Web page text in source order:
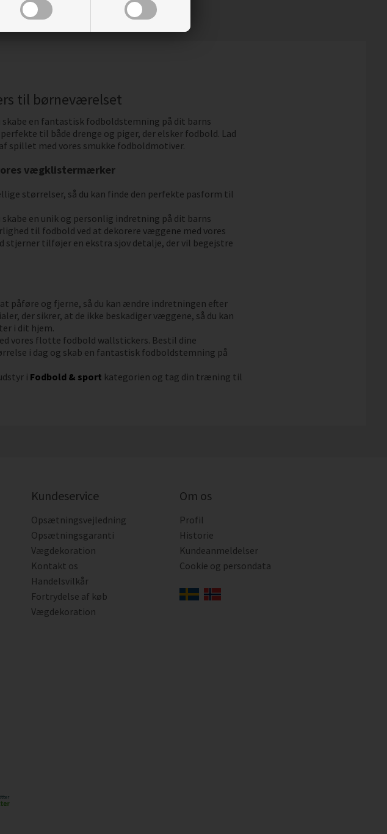
til børneværelset
en fantastisk fodboldstemning på dit barns
til både drenge og piger, der elsker fodbold. Lad
spillet med vores smukke fodboldmotiver.
vægklistermærker
størrelser, så du kan finde den perfekte pasform til
en unik og personlig indretning på dit barns
til fodbold ved at dekorere væggene med vores
stjerner tilføjer en ekstra sjov detalje, der vil begejstre
påføre og fjerne, så du kan ændre indretningen efter
der sikrer, at de ikke beskadiger væggene, så du kan
i dit hjem.
vores flotte fodbold wallstickers. Bestil dine
i dag og skab en fantastisk fodboldstemning på
i Fodbold & sport kategorien og tag din træning til
Kundeservice
Opsætningsvejledning
Opsætningsgaranti
Vægdekoration
Kontakt os
Handelsvilkår
Fortrydelse af køb
Vægdekoration
Om os
Profil
Historie
Kundeanmeldelser
Cookie og persondata